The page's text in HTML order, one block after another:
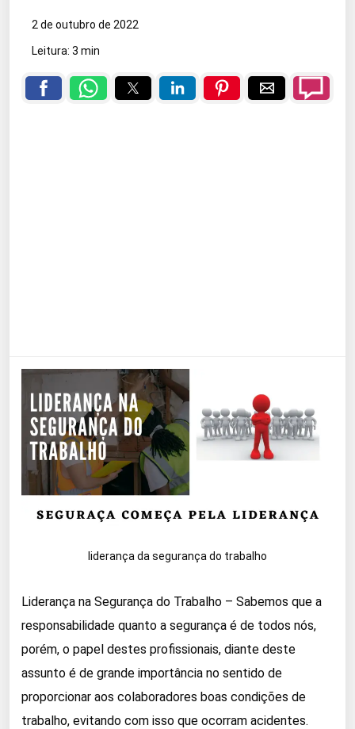
2 de outubro de 2022
Leitura: 3 min
liderança da segurança do trabalho
Liderança na Segurança do Trabalho – Sabemos que a
responsabilidade quanto a segurança é de todos nós,
porém, o papel destes profissionais, diante deste
assunto é de grande importância no sentido de
proporcionar aos colaboradores boas condições de
trabalho, evitando com isso que ocorram acidentes.